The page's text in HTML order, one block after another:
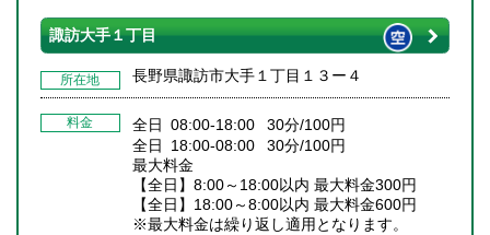
諏訪大手１丁目
所在地 長野県諏訪市大手１丁目１３ー４
料金
全日 08:00-18:00 30分/100円
全日 18:00-08:00 30分/100円
最大料金
【全日】8:00～18:00以内 最大料金300円
【全日】18:00～8:00以内 最大料金600円
※最大料金は繰り返し適用となります。